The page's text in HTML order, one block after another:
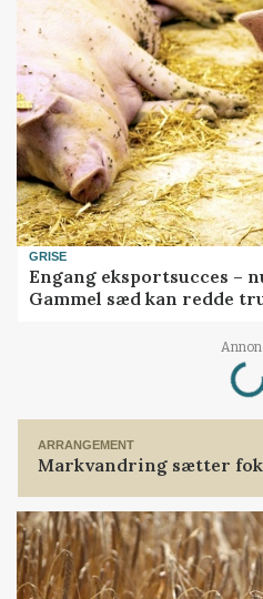
GRISE
Engang eksportsucces –
Gammel sæd kan redde
ARRANGEMENT
Markvandring sætter